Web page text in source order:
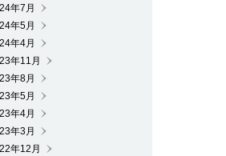
年7月
年5月
年4月
年11月
年8月
年5月
年4月
年3月
年12月